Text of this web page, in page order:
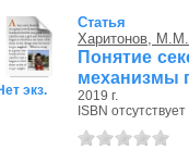
экз.
Статья
Харитонов, М.М.
Понятие
механизмы
2019 г.
ISBN отсутствует